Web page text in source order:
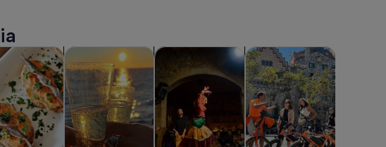
Apertura in una nuova scheda
e personalizzati Apertura in una nuova scheda
Crociere e tour in barca Apertura in una nuova scheda
Spettacoli e concertiApertura in una nuova
Divertimenti e avventure
Attrazioni